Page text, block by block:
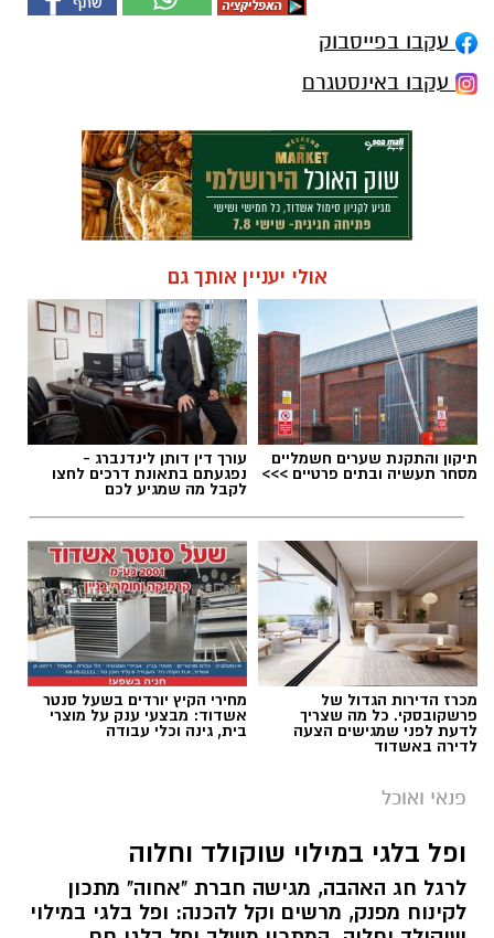
עקבו בפייסבוק
עקבו באינסטגרם
אולי יעניין אותך גם
תיקון והתקנת שערים חשמליים
מסחר תעשיה ובתים פרטיים >>>
עורך דין דותן לינדנברג -
נפגעתם בתאונת דרכים לחצו
לקבל מה שמגיע לכם
מכרז הדירות הגדול של
פרשקובסקי. כל מה שצריך
לדעת לפני שמגישים הצעה
לדירה באשדוד
מחירי הקיץ יורדים בשעל סנטר
אשדוד: מבצעי ענק על מוצרי
בית, גינה וכלי עבודה
פנאי ואוכל
ופל בלגי במילוי שוקולד וחלוה
לרגל חג האהבה, מגישה חברת "אחוה" מתכון
לקינוח מפנק, מרשים וקל להכנה: ופל בלגי במילוי